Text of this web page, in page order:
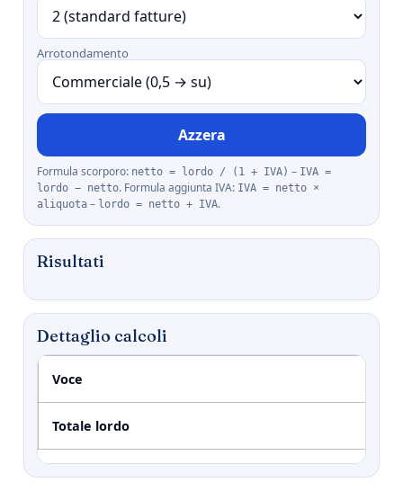
Arrotondamento
Azzera
Formula scorporo: netto = lordo / (1 + IVA) – IVA =
lordo − netto. Formula aggiunta IVA: IVA = netto ×
aliquota – lordo = netto + IVA.
Risultati
Dettaglio calcoli
Voce
Totale lordo